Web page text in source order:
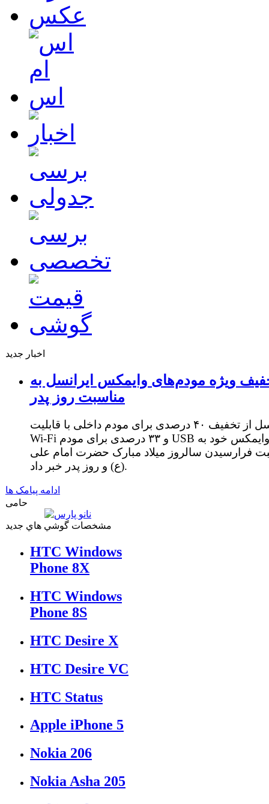
اخبار جدید
ویژه مودم‌های وایمکس ایرانسل به
مناسبت روز پدر
ایرانسل از تخفیف ۴۰ درصدی برای مودم داخلی با قابلیت
Wi-Fi و ۳۳ درصدی برای مودم USB وایمکس خود به
فرارسیدن سالروز میلاد مبارک حضرت امام علی
(ع) و روز پدر خبر داد.
ادامه پیامک ها
حامی
مشخصات گوشي هاي جديد
HTC Windows
Phone 8X
HTC Windows
Phone 8S
HTC Desire X
HTC Desire VC
HTC Status
Apple iPhone 5
Nokia 206
Nokia Asha 205